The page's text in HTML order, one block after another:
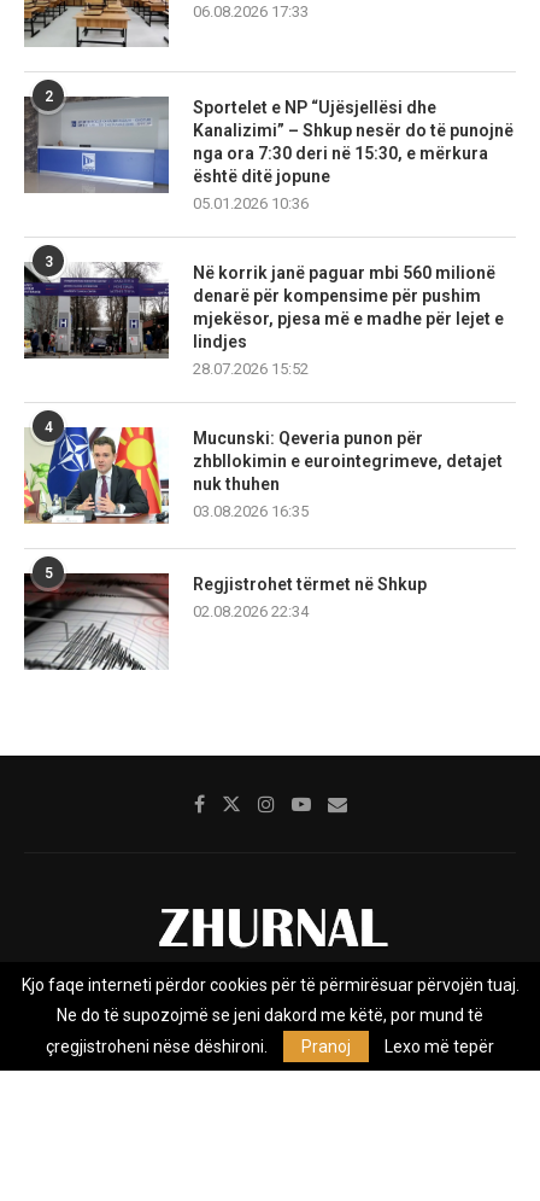
06.08.2026 17:33
2
Sportelet e NP “Ujësjellësi dhe
Kanalizimi” – Shkup nesër do të punojnë
nga ora 7:30 deri në 15:30, e mërkura
është ditë jopune
05.01.2026 10:36
3
Në korrik janë paguar mbi 560 milionë
denarë për kompensime për pushim
mjekësor, pjesa më e madhe për lejet e
lindjes
28.07.2026 15:52
4
Mucunski: Qeveria punon për
zhbllokimin e eurointegrimeve, detajet
nuk thuhen
03.08.2026 16:35
5
Regjistrohet tërmet në Shkup
02.08.2026 22:34
Rreth nesh Impresumi Marketing
Kontakt
Privacy Policy
Zhurnal.mk është Agjenci e Lajmeve e pavarur, e themeluar në vitin
Kjo faqe interneti përdor cookies për të përmirësuar përvojën tuaj.
Ne do të supozojmë se jeni dakord me këtë, por mund të
çregjistroheni nëse dëshironi.
Pranoj Lexo më tepër